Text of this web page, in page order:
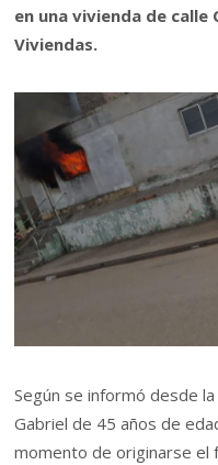
en una vivienda de
Viviendas.
Según se informó desde
Gabriel de 45 años de
momento de originarse el